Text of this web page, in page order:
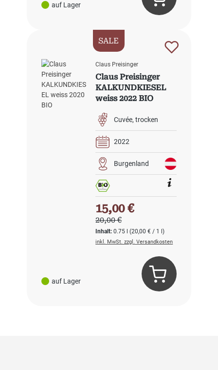
auf Lager
SALE
auf Lager
Claus Preisinger
Claus Preisinger
KALKUNDKIESEL
weiss 2022 BIO
Cuvée trocken
2022
Burgenland
Inhalt:0.75 l(20,00 € / 1 l)
Verkaufspreis:
15,00 €
Regulärer Preis:
20,00 €
inkl. MwSt. zzgl. Versandkosten